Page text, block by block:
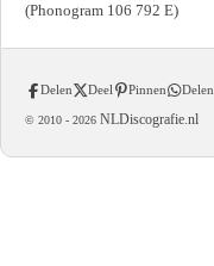
(Phonogram 106 792 E)
Delen Deel Pinnen Delen
© 2010 - 2026 NLDiscografie.nl